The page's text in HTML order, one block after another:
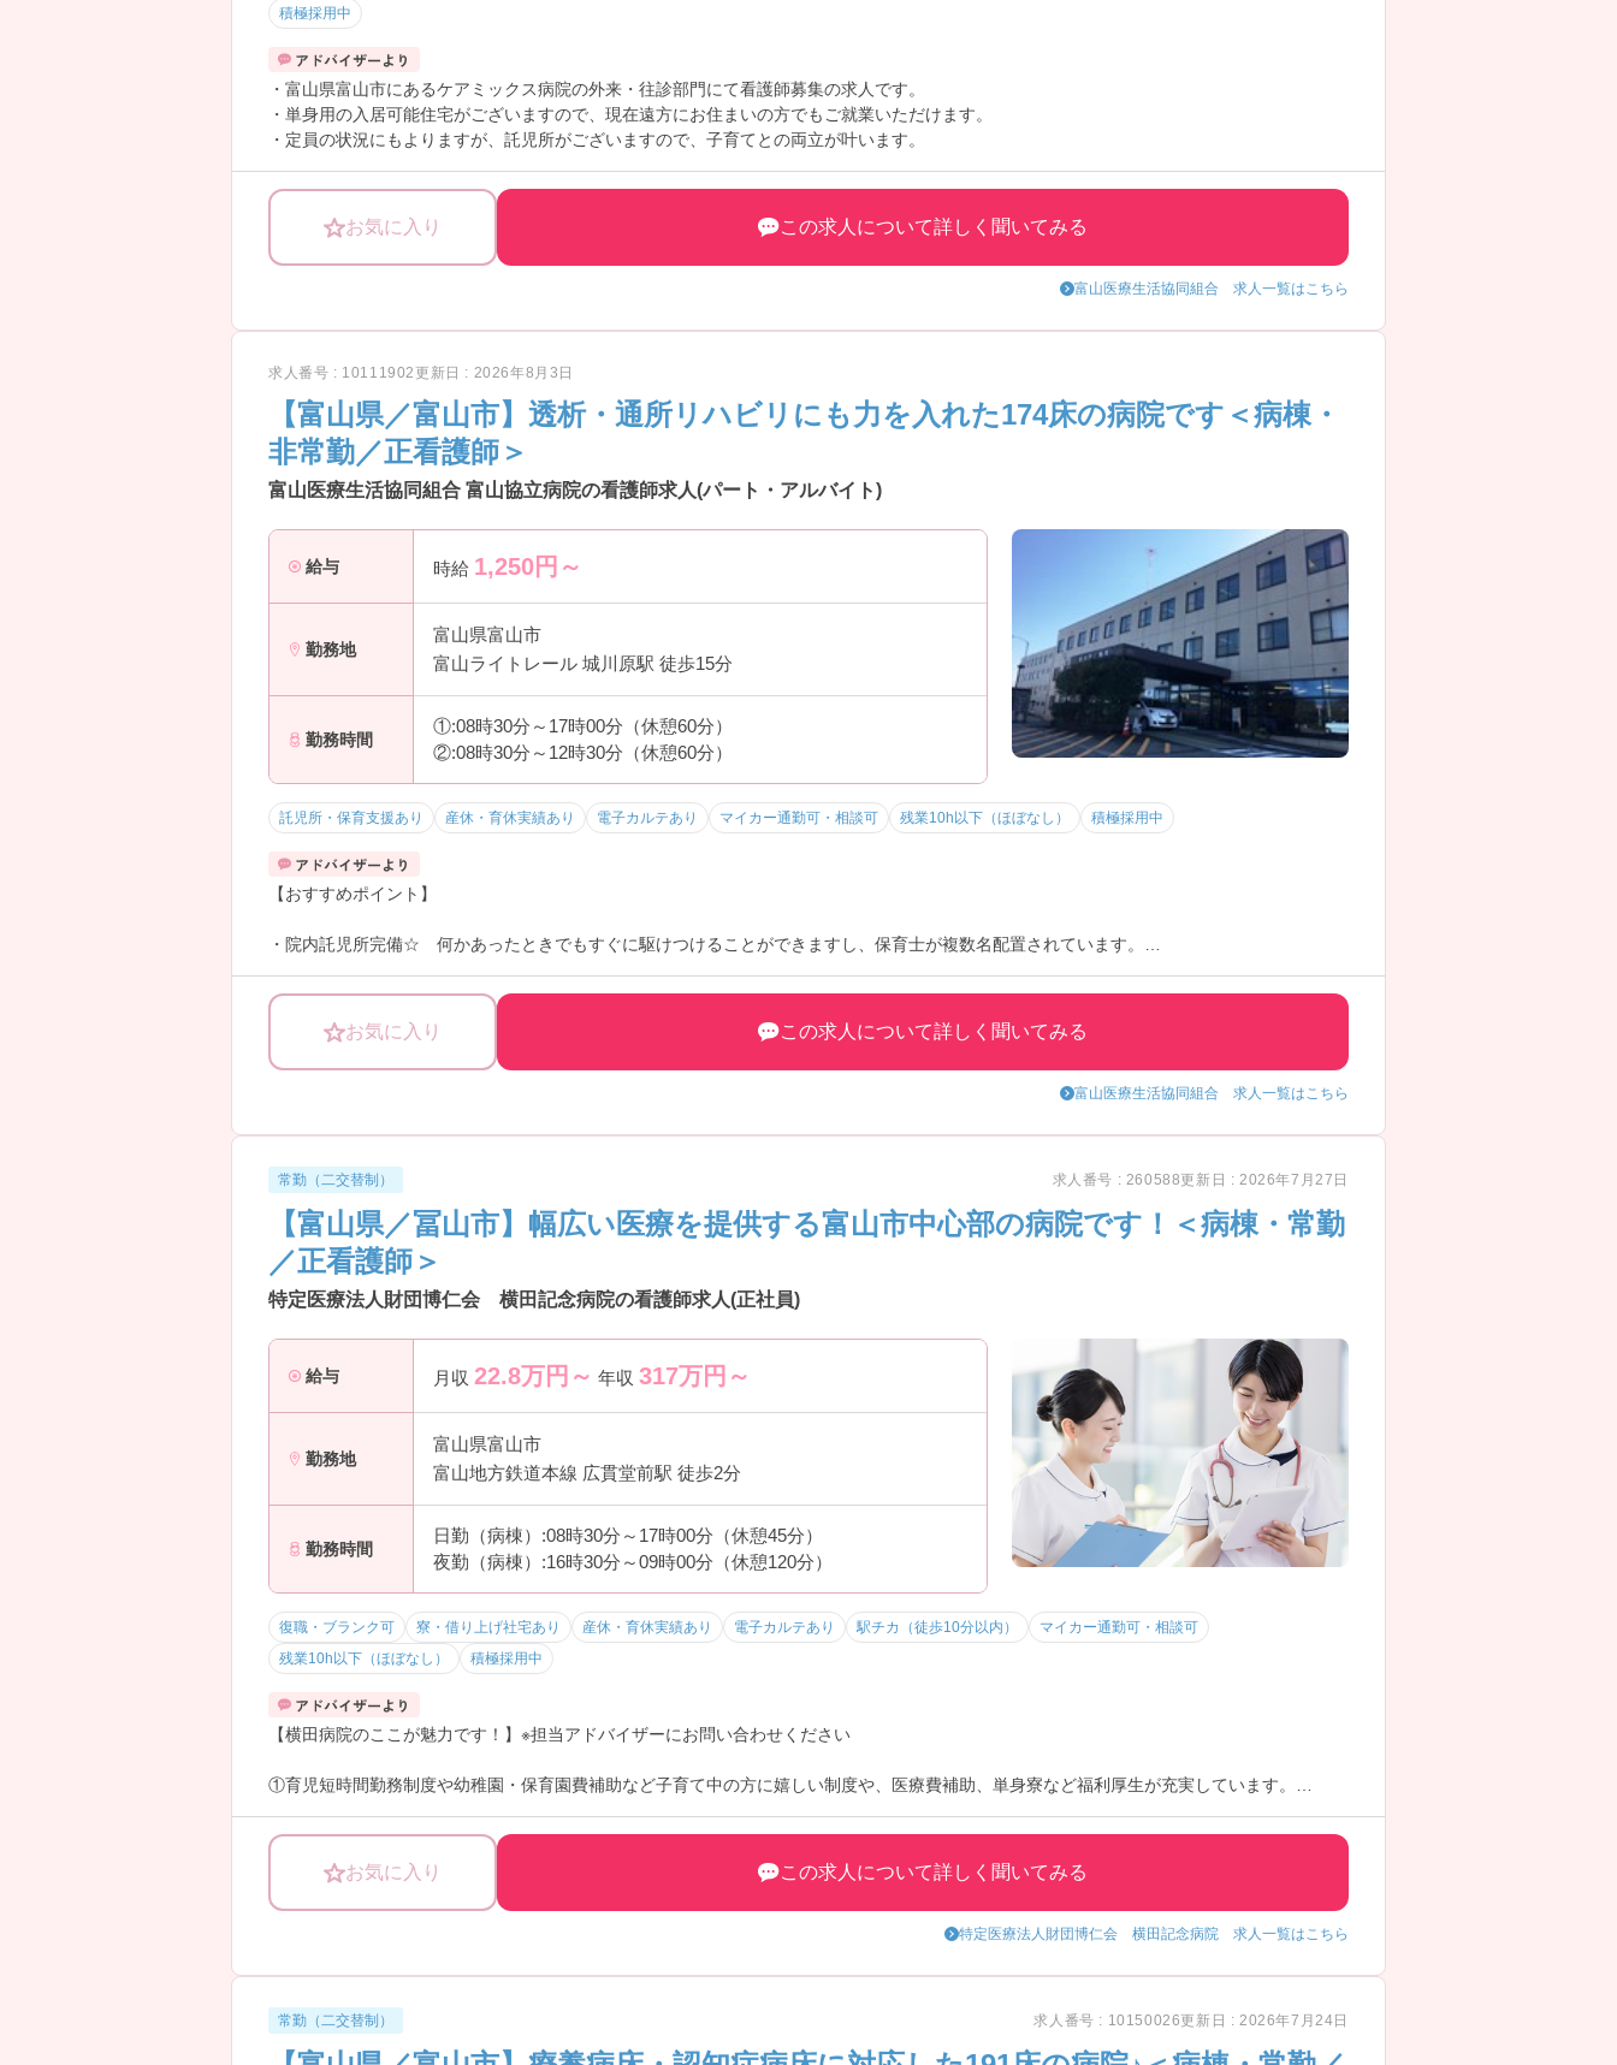
積極採用中
・富山県富山市にあるケアミックス病院の外来・往診部門にて看護師募集の求人です。
・単身用の入居可能住宅がございますので、現在遠方にお住まいの方でもご就業いただけます。
・定員の状況にもよりますが、託児所がございますので、子育てとの両立が叶います。
お気に入り この求人について詳しく聞いてみる
富山医療生活協同組合 求人一覧はこちら
求人番号 : 10111902更新日 : 2026年8月3日
【富山県／富山市】透析・通所リハビリにも力を入れた174床の病院です＜病棟・
非常勤／正看護師＞
富山医療生活協同組合 富山協立病院の看護師求人(パート・アルバイト)
給与 時給 1,250円～
勤務地
富山県富山市
富山ライトレール 城川原駅 徒歩15分
勤務時間
①:08時30分～17時00分（休憩60分）
②:08時30分～12時30分（休憩60分）
託児所・保育支援あり 産休・育休実績あり 電子カルテあり マイカー通勤可・相談可 残業10h以下（ほぼなし） 積極採用中
【おすすめポイント】
・院内託児所完備☆ 何かあったときでもすぐに駆けつけることができますし、保育士が複数名配置されています。
・週4日勤務からご相談可能です！
・時給1250円～1770円☆
お気に入り この求人について詳しく聞いてみる
富山医療生活協同組合 求人一覧はこちら
常勤（二交替制） 求人番号 : 260588更新日 : 2026年7月27日
【富山県／冨山市】幅広い医療を提供する富山市中心部の病院です！＜病棟・常勤
／正看護師＞
特定医療法人財団博仁会 横田記念病院の看護師求人(正社員)
給与 月収 22.8万円～ 年収 317万円～
勤務地
富山県富山市
富山地方鉄道本線 広貫堂前駅 徒歩2分
勤務時間
日勤（病棟）:08時30分～17時00分（休憩45分）
夜勤（病棟）:16時30分～09時00分（休憩120分）
復職・ブランク可 寮・借り上げ社宅あり 産休・育休実績あり 電子カルテあり 駅チカ（徒歩10分以内）
マイカー通勤可・相談可
残業10h以下（ほぼなし）
積極採用中
【横田病院のここが魅力です！】※担当アドバイザーにお問い合わせください
①育児短時間勤務制度や幼稚園・保育園費補助など子育て中の方に嬉しい制度や、医療費補助、単身寮など福利厚生が充実しています。
②残業がほとんどなく、日勤帯は17時までに終了するため、ご家庭と両立したい方にオススメの環境です。
お気に入り この求人について詳しく聞いてみる
特定医療法人財団博仁会 横田記念病院 求人一覧はこちら
常勤（二交替制） 求人番号 : 10150026更新日 : 2026年7月24日